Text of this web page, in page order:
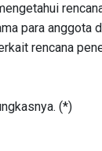
para anggota
rencana
(*)